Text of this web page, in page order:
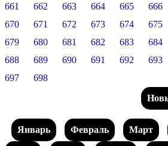
661
662 663 664 665 666
670
671 672 673 674 675
679
680 681 682 683 684
688
689 690 691 692 693
697
698
Январь Февраль Март